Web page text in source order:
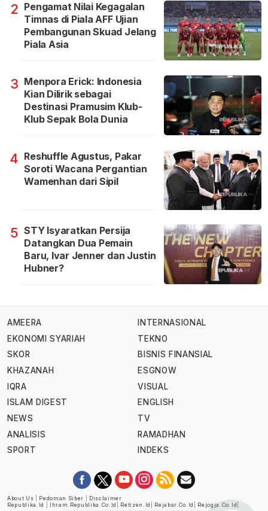
2 Pengamat Nilai Kegagalan
Timnas di Piala AFF Ujian
Pembangunan Skuad Jelang
Piala Asia
3 Menpora Erick: Indonesia
Kian Dilirik sebagai
Destinasi Pramusim Klub-
Klub Sepak Bola Dunia
4 Reshuffle Agustus, Pakar
Soroti Wacana Pergantian
Wamenhan dari Sipil
5 STY Isyaratkan Persija
Datangkan Dua Pemain
Baru, Ivar Jenner dan Justin
Hubner?
AMEERA
EKONOMI SYARIAH
SKOR
KHAZANAH
IQRA
ISLAM DIGEST
NEWS
ANALISIS
SPORT
INTERNASIONAL
TEKNO
BISNIS FINANSIAL
ESGNOW
VISUAL
ENGLISH
TV
RAMADHAN
INDEKS
About Us Pedoman Siber
Disclaimer
Republika.id
Ihram.republika.co.id Retizen.id Rejabar.co.id Rejogja.co.id